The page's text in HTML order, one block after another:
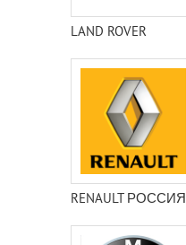
LAND ROVER
RENAULT РОССИЯ